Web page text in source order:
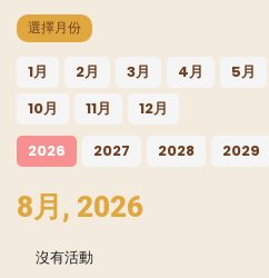
聖瑪加利大堂 | 版權所
選擇月份
1月 2月 3月 4月 5月
10月
11月
12月
2026
2027 2028 2029
8月, 2026
沒有活動